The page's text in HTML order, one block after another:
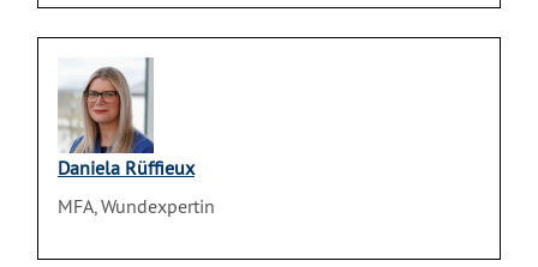
Daniela Rüffieux
MFA, Wundexpertin